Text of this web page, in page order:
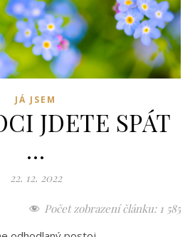
JÁ JSEM
JDETE SPÁT
…
22. 12. 2022
Počet zobrazení článku: 1 585